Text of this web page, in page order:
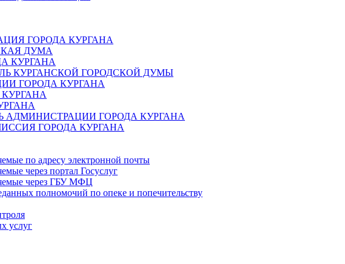
ГОРОДА КУРГАНА
ДУМА
КУРГАНА
КУРГАНСКОЙ ГОРОДСКОЙ ДУМЫ
ГОРОДА КУРГАНА
АДМИНИСТРАЦИИ ГОРОДА КУРГАНА
ГОРОДА КУРГАНА
по адресу электронной почты
через портал Госуслуг
через ГБУ МФЦ
полномочий по опеке и попечительству
услуг